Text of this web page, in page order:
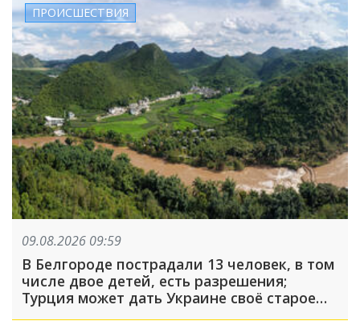
ПРОИСШЕСТВИЯ
09.08.2026 09:59
В Белгороде пострадали 13 человек, в том
числе двое детей, есть разрешения;
Турция может дать Украине своё старое
оружие: что произошло, пока вы спали